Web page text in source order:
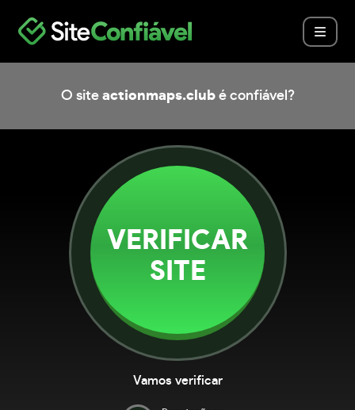
O site actionmaps.clubé confiável?
VERIFICAR
SITE
Vamos verificar